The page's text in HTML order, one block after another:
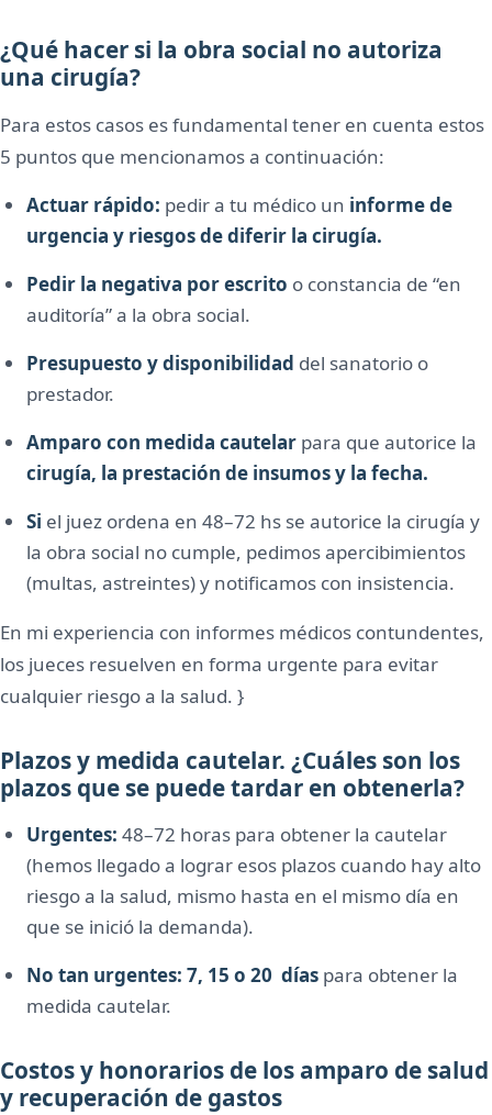
¿Qué hacer si la obra social no autoriza
una cirugía?
Para estos casos es fundamental tener en cuenta estos
5 puntos que mencionamos a continuación:
Actuar rápido: pedir a tu médico un informe de
urgencia y riesgos de diferir la cirugía.
Pedir la negativa por escrito o constancia de “en
auditoría” a la obra social.
Presupuesto y disponibilidad del sanatorio o
prestador.
Amparo con medida cautelar para que autorice la
cirugía, la prestación de insumos y la fecha.
Si el juez ordena en 48–72 hs se autorice la cirugía y
la obra social no cumple, pedimos apercibimientos
(multas, astreintes) y notificamos con insistencia.
En mi experiencia con informes médicos contundentes,
los jueces resuelven en forma urgente para evitar
cualquier riesgo a la salud. }
Plazos y medida cautelar. ¿Cuáles son los
plazos que se puede tardar en obtenerla?
Urgentes: 48–72 horas para obtener la cautelar
(hemos llegado a lograr esos plazos cuando hay alto
riesgo a la salud, mismo hasta en el mismo día en
que se inició la demanda).
No tan urgentes: 7, 15 o 20 días para obtener la
medida cautelar.
Costos y honorarios de los amparo de salud
y recuperación de gastos